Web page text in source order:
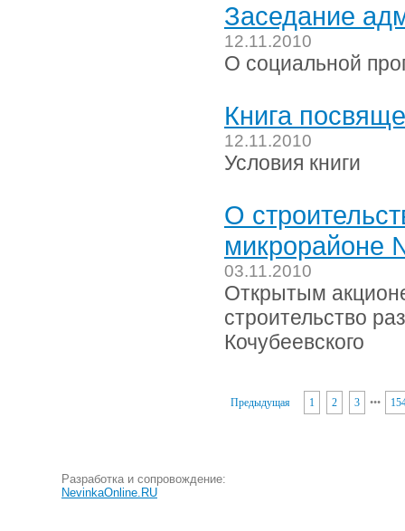
Заседание
12.11.2010
О социальной
Книга
12.11.2010
Условия книги
О
микрорайоне
03.11.2010
Открытым
строительство
Кочубеевского
Предыдущая 1 2 3 •••
Разработка и сопровождение:
NevinkaOnline.RU